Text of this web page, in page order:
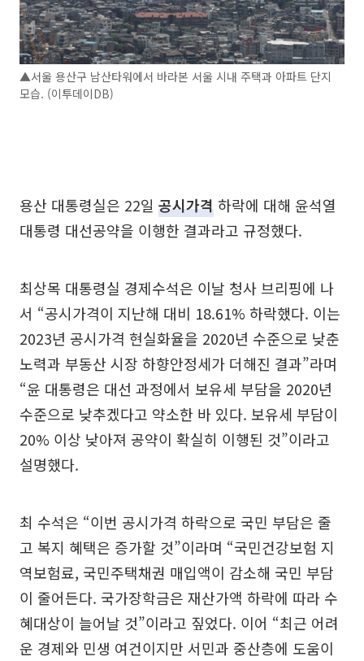
▲서울 용산구 남산타워에서 바라본 서울 시내 주택과 아파트 단지
모습. (이투데이DB)
용산 대통령실은 22일 공시가격 하락에 대해 윤석열
대통령 대선공약을 이행한 결과라고 규정했다.
최상목 대통령실 경제수석은 이날 청사 브리핑에 나
서 “공시가격이 지난해 대비 18.61% 하락했다. 이는
2023년 공시가격 현실화율을 2020년 수준으로 낮춘
노력과 부동산 시장 하향안정세가 더해진 결과”라며
“윤 대통령은 대선 과정에서 보유세 부담을 2020년
수준으로 낮추겠다고 약소한 바 있다. 보유세 부담이
20% 이상 낮아져 공약이 확실히 이행된 것”이라고
설명했다.
최 수석은 “이번 공시가격 하락으로 국민 부담은 줄
고 복지 혜택은 증가할 것”이라며 “국민건강보험 지
역보험료, 국민주택채권 매입액이 감소해 국민 부담
이 줄어든다. 국가장학금은 재산가액 하락에 따라 수
혜대상이 늘어날 것”이라고 짚었다. 이어 “최근 어려
운 경제와 민생 여건이지만 서민과 중산층에 도움이